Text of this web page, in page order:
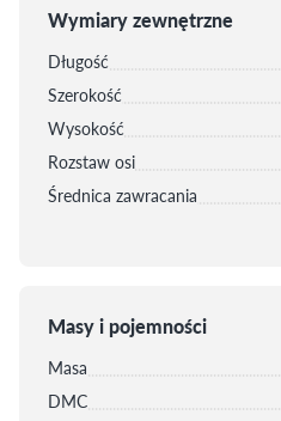
Wymiary zewnętrzne
Długość
Szerokość
Wysokość
Rozstaw osi
Średnica zawracania
Masy i pojemności
Masa
DMC